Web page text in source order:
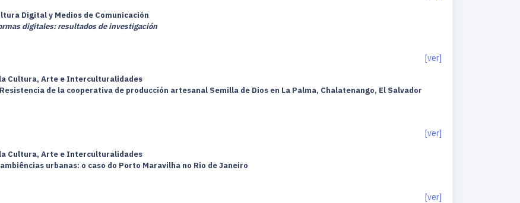
Digital y Medios de Comunicación
digitales: resultados de investigación
[ver]
Cultura, Arte e Interculturalidades
de la cooperativa de producción artesanal Semilla de Dios en La Palma, Chalatenango, El Salvador
[ver]
Cultura, Arte e Interculturalidades
urbanas: o caso do Porto Maravilha no Rio de Janeiro
[ver]